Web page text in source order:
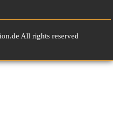
All rights reserved